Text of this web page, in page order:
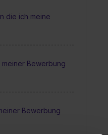
die ich meine
meiner Bewerbung
Bewerbung